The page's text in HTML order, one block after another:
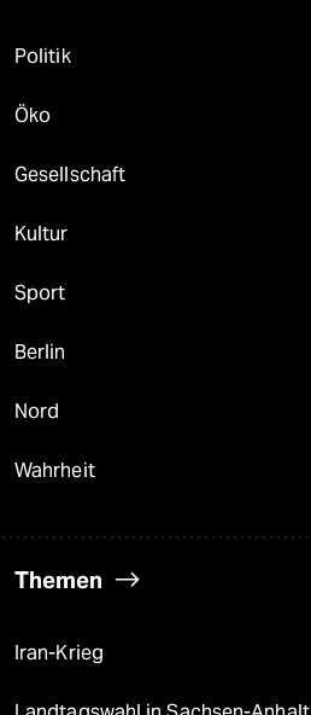
Politik
Öko
Gesellschaft
Kultur
Sport
Berlin
Nord
Wahrheit
Themen
Iran-Krieg